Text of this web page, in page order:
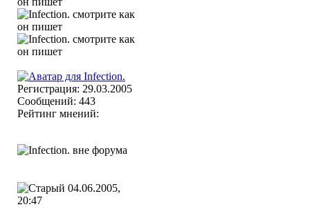
Регистрация: 29.03.2005
Сообщений: 443
Рейтинг мнений:
04.06.2005,
20:47